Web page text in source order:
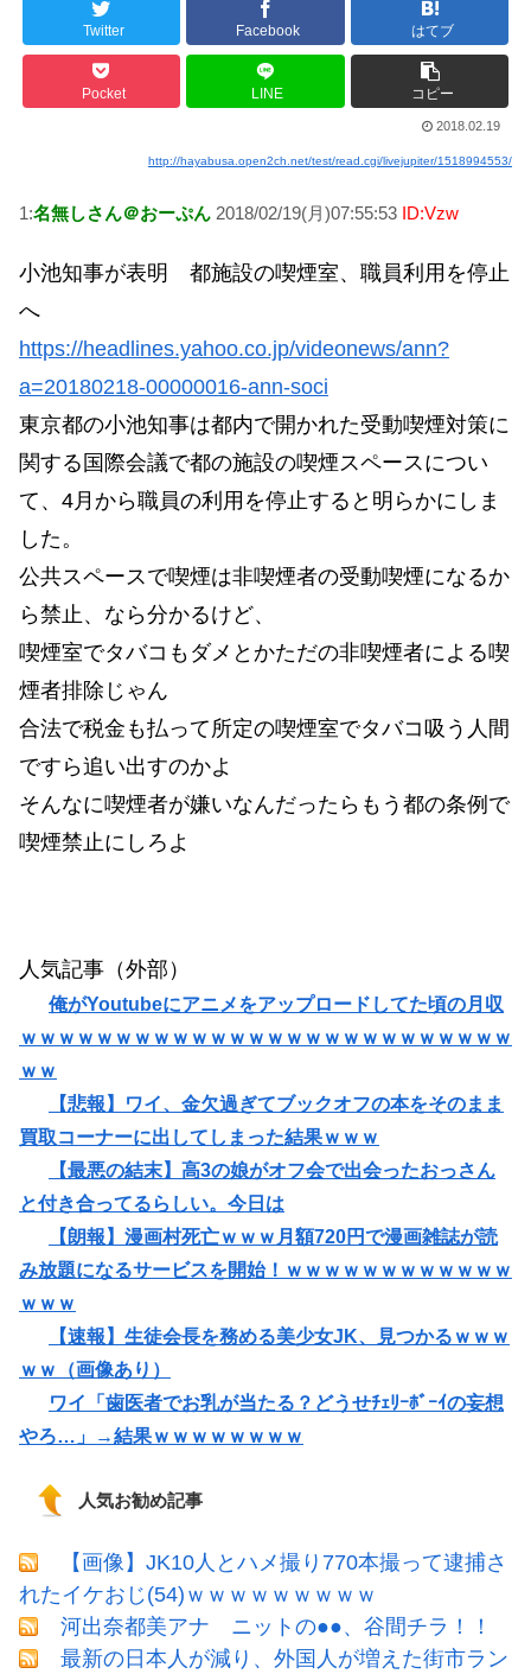
Powered by livedoor 相互RSS
Twitter Facebook はてブ
Pocket LINE コピー
2018.02.19
http://hayabusa.open2ch.net/test/read.cgi/livejupiter/1518994553/
1:名無しさん＠おーぷん 2018/02/19(月)07:55:53 ID:Vzw
小池知事が表明 都施設の喫煙室、職員利用を停止
へ
https://headlines.yahoo.co.jp/videonews/ann?
a=20180218-00000016-ann-soci
東京都の小池知事は都内で開かれた受動喫煙対策に
関する国際会議で都の施設の喫煙スペースについ
て、4月から職員の利用を停止すると明らかにしま
した。
公共スペースで喫煙は非喫煙者の受動喫煙になるか
ら禁止、なら分かるけど、
喫煙室でタバコもダメとかただの非喫煙者による喫
煙者排除じゃん
合法で税金も払って所定の喫煙室でタバコ吸う人間
ですら追い出すのかよ
そんなに喫煙者が嫌いなんだったらもう都の条例で
喫煙禁止にしろよ
人気記事（外部）
俺がYoutubeにアニメをアップロードしてた頃の月収
ｗｗｗｗｗｗｗｗｗｗｗｗｗｗｗｗｗｗｗｗｗｗｗｗｗｗ
ｗｗ
【悲報】ワイ、金欠過ぎてブックオフの本をそのまま
買取コーナーに出してしまった結果ｗｗｗ
【最悪の結末】高3の娘がオフ会で出会ったおっさん
と付き合ってるらしい。今日は
【朗報】漫画村死亡ｗｗｗ月額720円で漫画雑誌が読
み放題になるサービスを開始！ｗｗｗｗｗｗｗｗｗｗｗｗ
ｗｗｗ
【速報】生徒会長を務める美少女JK、見つかるｗｗｗ
ｗｗ（画像あり）
ワイ「歯医者でお乳が当たる？どうせﾁｪﾘｰﾎﾞｰｲの妄想
やろ…」→結果ｗｗｗｗｗｗｗｗ
人気お勧め記事
【画像】JK10人とハメ撮り770本撮って逮捕さ
れたイケおじ(54)ｗｗｗｗｗｗｗｗｗ
河出奈都美アナ ニットの●●、谷間チラ！！
最新の日本人が減り、外国人が増えた街市ラン